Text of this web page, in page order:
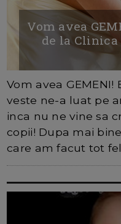
Vom avea
de la
Vom avea GEMENI!
veste ne-a luat pe
inca nu ne vine sa
copii! Dupa mai
care am facut tot